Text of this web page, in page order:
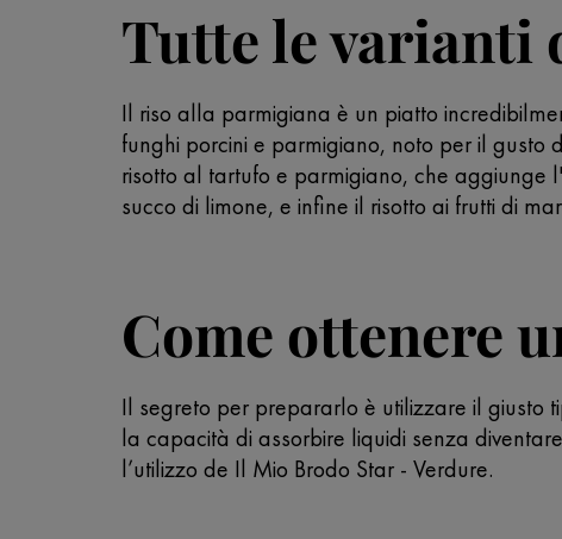
Tutte le varianti
Il riso alla parmigiana è un piatto
funghi porcini e parmigiano, noto per il
risotto al tartufo e parmigiano, che
succo di limone, e infine il risotto ai frutti di
Come ottenere
Il segreto per prepararlo è utilizzare il giusto
la capacità di assorbire liquidi senza
l’utilizzo de Il Mio Brodo Star - Verdure.